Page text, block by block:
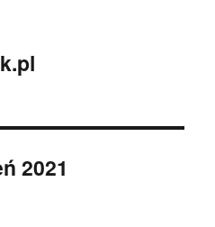
2021